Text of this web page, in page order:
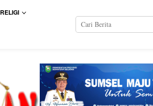
RELIGI